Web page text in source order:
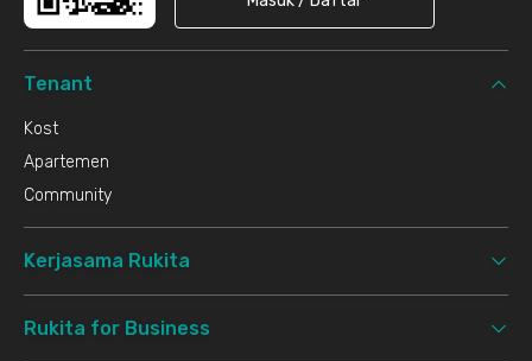
Tenant
Kost
Apartemen
Community
Kerjasama Rukita
Rukita for Business